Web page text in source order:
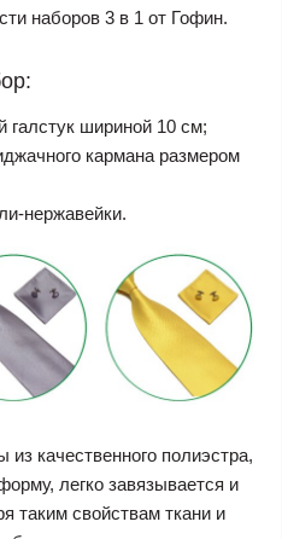
наборов 3 в 1 от Гофин.
галстук шириной 10 см;
кармана размером
нержавейки.
качественного полиэстра,
легко завязывается и
таким свойствам ткани и